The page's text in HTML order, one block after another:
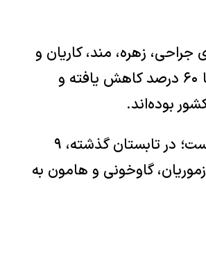
زهره، مند، کاریان و
خنج جریان دارند، میزان بارش نسبت به دوره‌های پیشین ۴۸ تا ۶۰ درصد کاهش یافته و
بوده‌اند.
خشک شدن تالاب‌ها از دیگر تبعات بحران خشکسالی در ایران است؛ در تابستان گذشته، ۹
گاوخونی و هامون به